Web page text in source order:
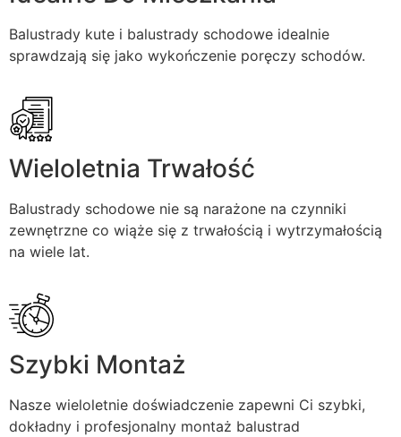
Balustrady kute i balustrady schodowe idealnie
sprawdzają się jako wykończenie poręczy schodów.
Wieloletnia Trwałość
Balustrady schodowe nie są narażone na czynniki
zewnętrzne co wiąże się z trwałością i wytrzymałością
na wiele lat.
Szybki Montaż
Nasze wieloletnie doświadczenie zapewni Ci szybki,
dokładny i profesjonalny montaż balustrad